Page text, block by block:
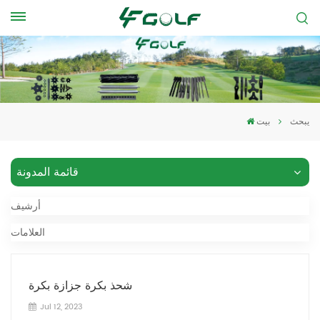
بيت يبحث
قائمة المدونة
أرشيف
العلامات
شحذ بكرة جزازة بكرة
Jul 12, 2023